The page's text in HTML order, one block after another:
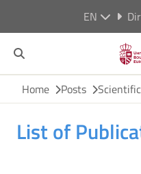
EN
Home Posts
List of